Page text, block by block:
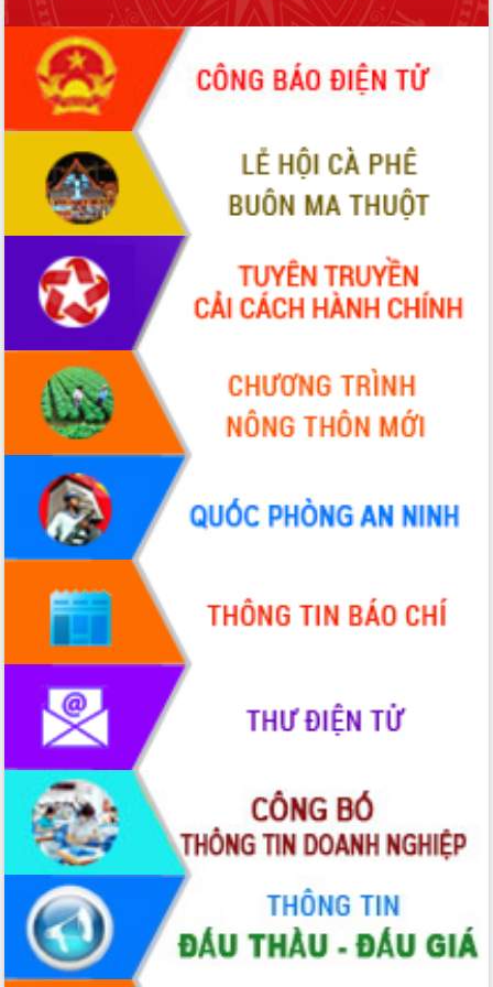
món ăn từ sầu riêng
Đắk Lắk công bố Quy hoạch và xúc
tiến đầu tư tỉnh
Ngành cá ngừ Đắk Lắk chủ động thích
ứng để giữ vững thị trường xuất khẩu
Diễn đàn Kinh tế tư nhân Việt Nam đột
phá cơ chế - Hợp tác công tư
Đề án 06 tạo bước ngoặt đột phá trong
cải cách hành chính tỉnh Đắk Lắk
Kết nối tour, đẩy mạnh chuyển đổi số
để phát triển du lịch Đắk Lắk
Khởi động Dự án Đầu tư xây dựng hạ
tầng kỹ thuật Cụm công nghiệp Tân
Gặp mặt các cơ quan báo chí nhân Kỷ
niệm 101 năm Ngày Báo chí Cách
mạng Việt Nam
Đắk Lắk sơ kết 4 năm triển khai thực
hiện Đề án 06 của Chính phủ
Họp báo thông tin về Hội nghị Công bố
Quy hoạch và Xúc tiến đầu tư tỉnh Đắk
Lắk
Khơi thông điểm nghẽn, đẩy nhanh
giải ngân vốn khắc phục thiên tai
HĐND tỉnh thông qua điều chỉnh Quy
hoạch tỉnh thời kỳ 2021-2030
Hội thảo góp ý hồ sơ điều chỉnh quy
hoạch tỉnh Đắk Lắk thời kỳ 2021-2030,
tầm nhìn đến năm 2050
Nâng cao hiệu quả hoạt động của các
doanh nghiệp nhà nước
Hội nghị triển khai kết nối mạng
truyền số liệu chuyên dùng phục vụ cơ
quan Đảng, Nhà nước
Lễ phát động chuỗi hoạt động chung
tay làm sạch môi trường
Xã Ea Kar bước chuyển mình trong
công tác cải cách hành chính mô hình
mới
UBND tỉnh họp báo định kỳ tháng 4
năm 2026